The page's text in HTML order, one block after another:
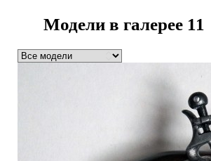
Модели в галерее 11